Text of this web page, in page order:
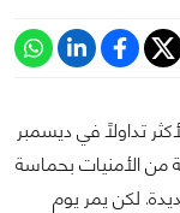
تداولاً في ديسمبر
من الأمنيات بحماسة
لكن يمر يوم